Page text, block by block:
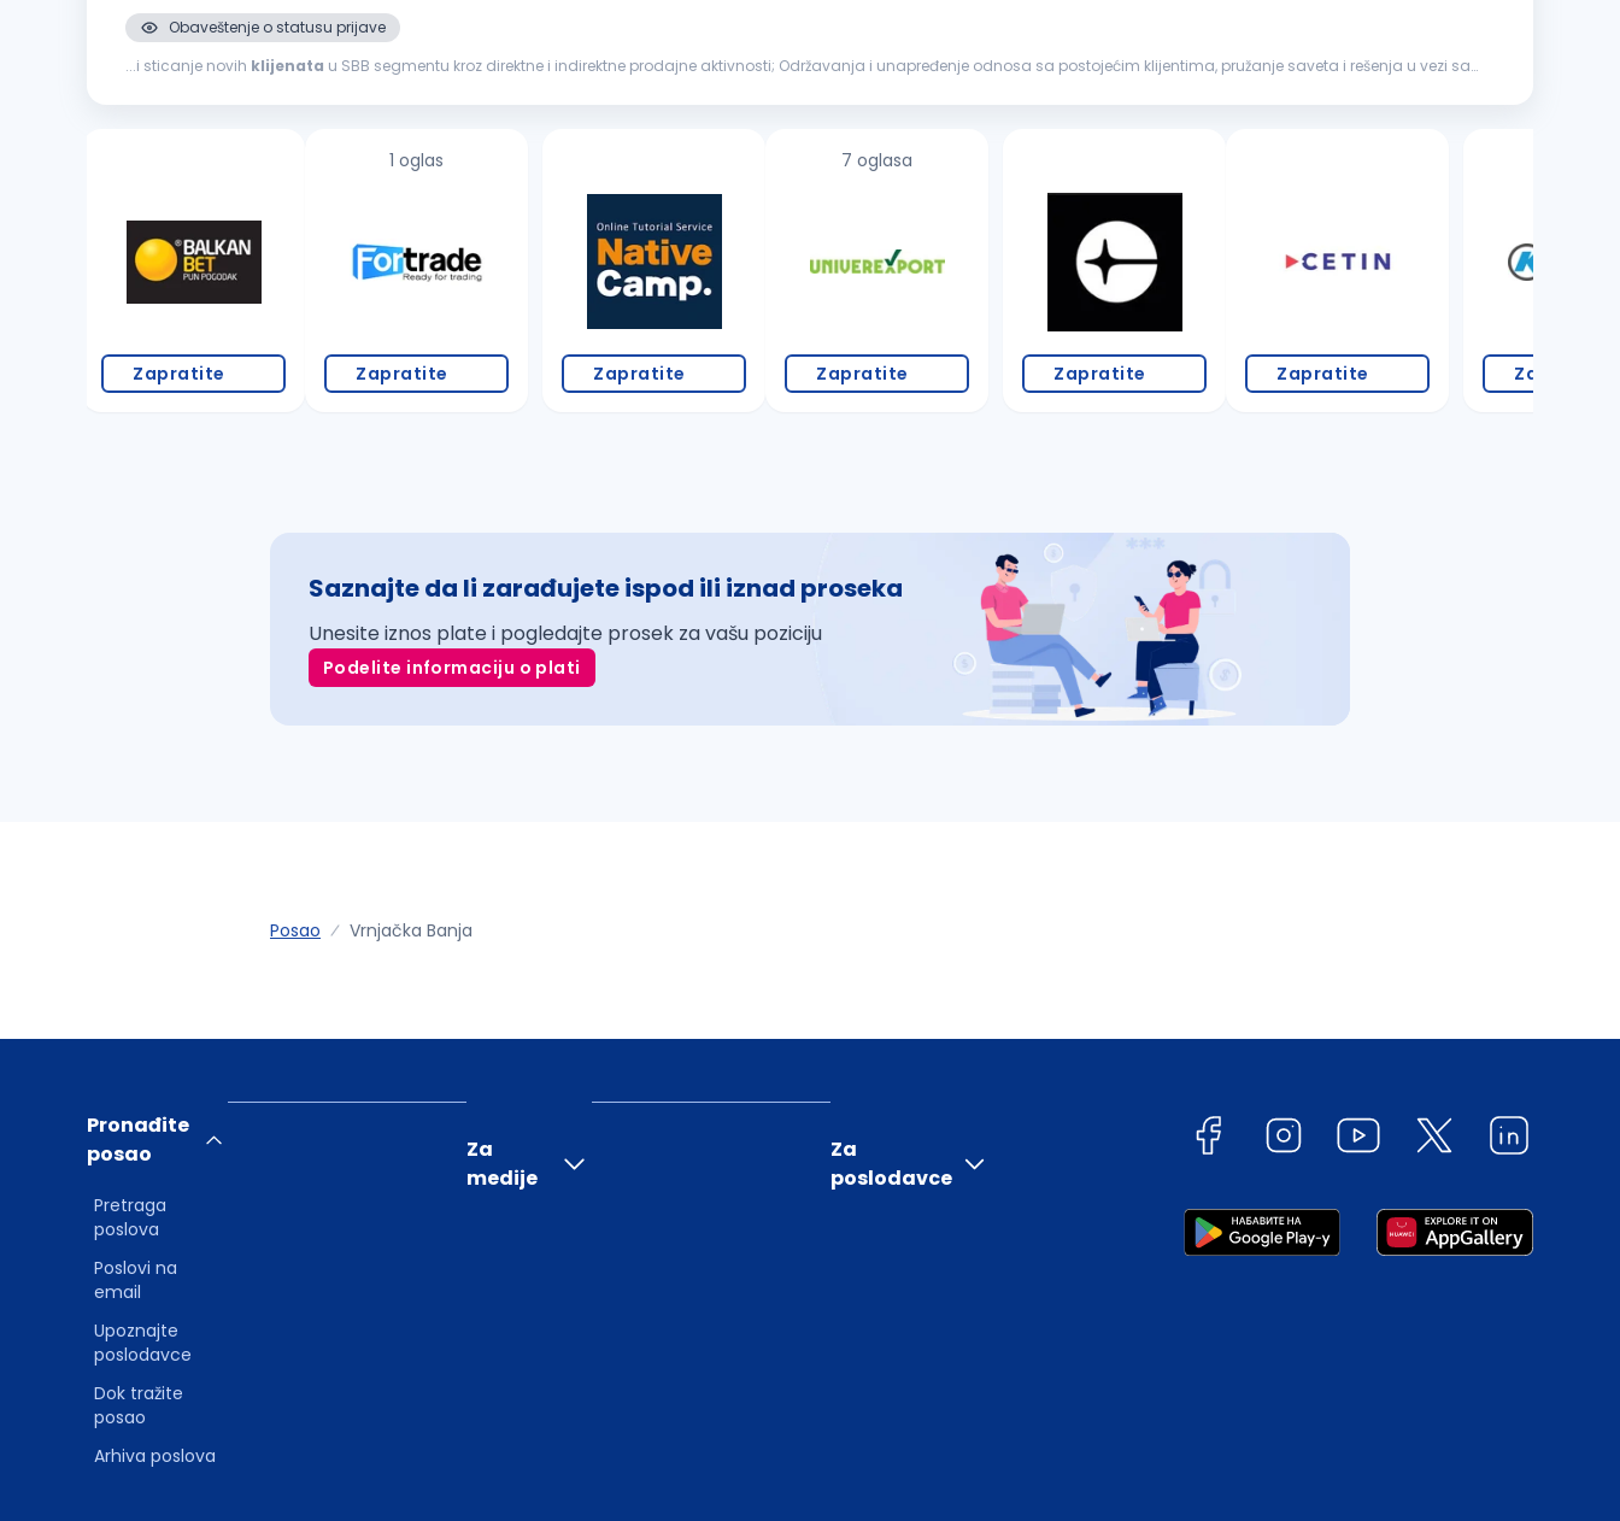
Obaveštenje o statusu prijave
...i sticanje novih klijenata u SBB segmentu kroz direktne i indirektne prodajne aktivnosti; Održavanja i unapređenje odnosa sa postojećim klijentima, pružanje saveta i rešenja u vezi sa
Zapratite
1 oglas
Zapratite Zapratite
7 oglasa
Zapratite Zapratite Zapratite Zapratite
Saznajte da li zarađujete ispod ili iznad proseka
Unesite iznos plate i pogledajte prosek za vašu poziciju
Podelite informaciju o plati
Posao Vrnjačka Banja
Pronađite
posao
Pretraga
poslova
Poslovi na
email
Upoznajte
poslodavce
Dok tražite
posao
Arhiva poslova
Za
medije
Za
poslodavce